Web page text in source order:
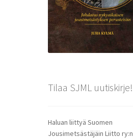
Tilaa SJML uutiskirje!
Haluan liittyä Suomen
Jousimetsästäjäin Liitto ry:n